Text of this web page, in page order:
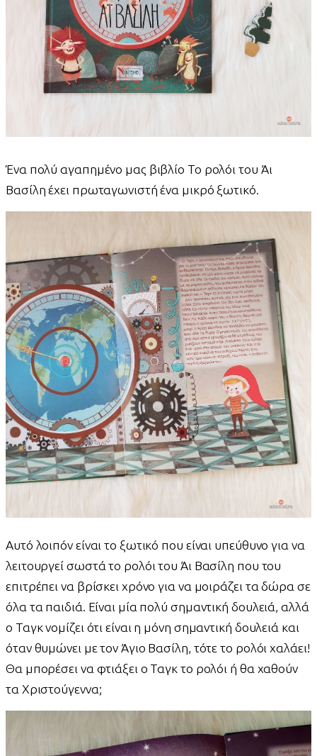
Ένα πολύ αγαπημένο μας βιβλίο Το ρολόι του Άι
Βασίλη έχει πρωταγωνιστή ένα μικρό ξωτικό.
Αυτό λοιπόν είναι το ξωτικό που είναι υπεύθυνο για να
λειτουργεί σωστά το ρολόι του Άι Βασίλη που του
επιτρέπει να βρίσκει χρόνο για να μοιράζει τα δώρα σε
όλα τα παιδιά. Είναι μία πολύ σημαντική δουλειά, αλλά
ο Ταγκ νομίζει ότι είναι η μόνη σημαντική δουλειά και
όταν θυμώνει με τον Άγιο Βασίλη, τότε το ρολόι χαλάει!
Θα μπορέσει να φτιάξει ο Ταγκ το ρολόι ή θα χαθούν
τα Χριστούγεννα;